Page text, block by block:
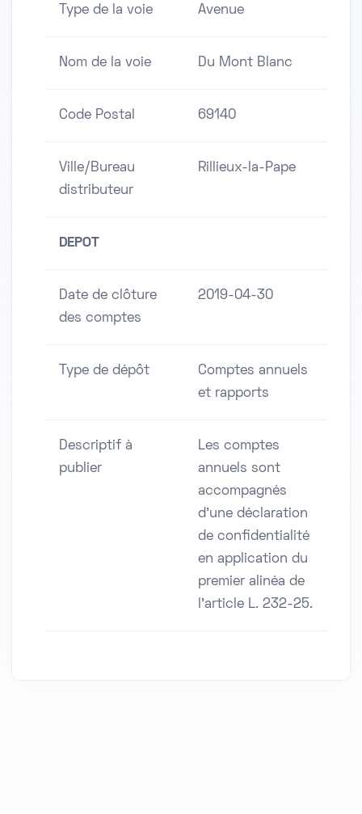
Type de la voie Avenue
Nom de la voie Du Mont Blanc
Code Postal 69140
Ville/Bureau
distributeur
Rillieux-la-Pape
DEPOT
Date de clôture
des comptes
2019-04-30
Type de dépôt
Comptes annuels
et rapports
Descriptif à
publier
Les comptes
annuels sont
accompagnés
d'une déclaration
de confidentialité
en application du
premier alinéa de
l'article L. 232-25.